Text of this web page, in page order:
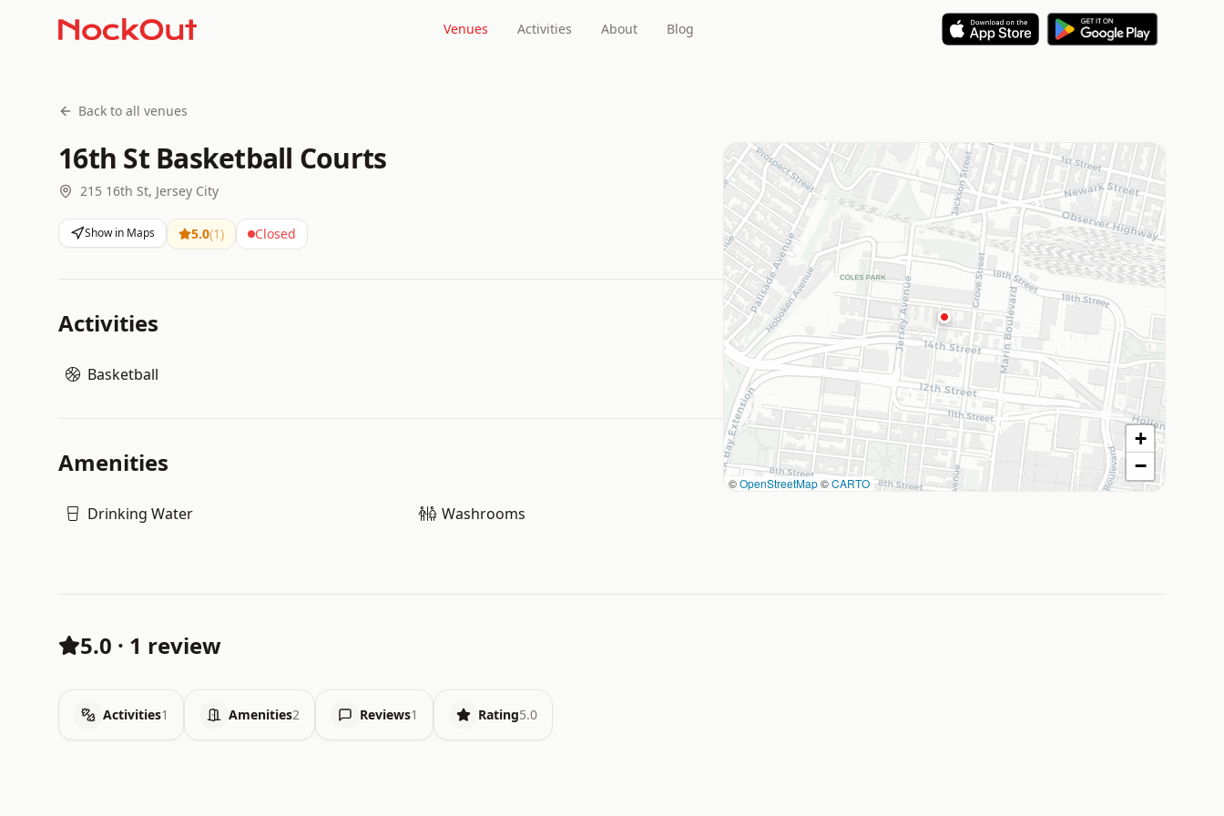
Venues Activities About Blog
Back to all venues
16th St Basketball Courts
215 16th St, Jersey City
Show in Maps 5.0(1) Closed
Activities
Basketball
Amenities
Drinking Water Washrooms
©OpenStreetMap©CARTO
+
−
5.0 · 1 review
Activities1 Amenities2 Reviews1 Rating5.0